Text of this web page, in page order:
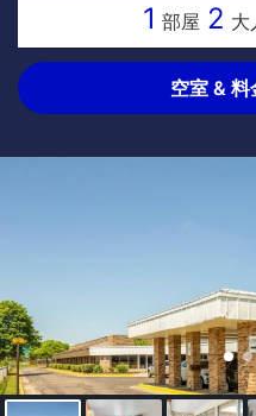
1 部屋 2 大
空室 & 料